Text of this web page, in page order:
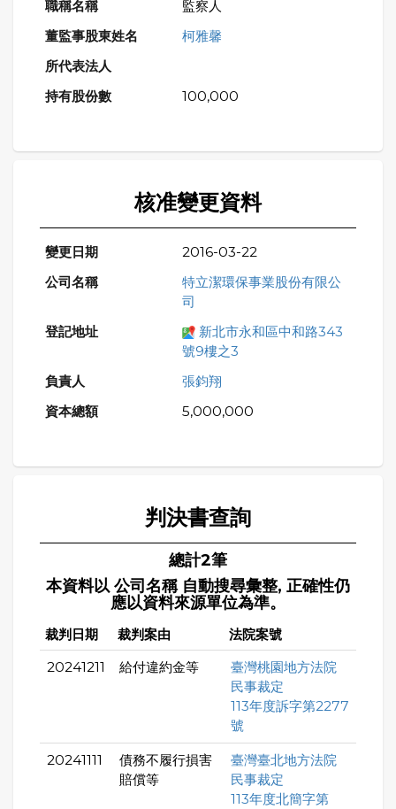
監察人
柯雅馨
100,000
核准變更資料
2016-03-22
特立潔環保事業股份有限公
司
新北市永和區中和路343
號9樓之3
張鈞翔
5,000,000
判決書查詢
總計2筆
本資料以 公司名稱 自動搜尋彙整, 正確性仍
應以資料來源單位為準。
裁判日期 裁判案由 法院案號
20241211 給付違約金等
臺灣桃園地方法院
民事裁定
113年度訴字第2277
號
20241111
債務不履行損害
賠償等
臺灣臺北地方法院
民事裁定
113年度北簡字第